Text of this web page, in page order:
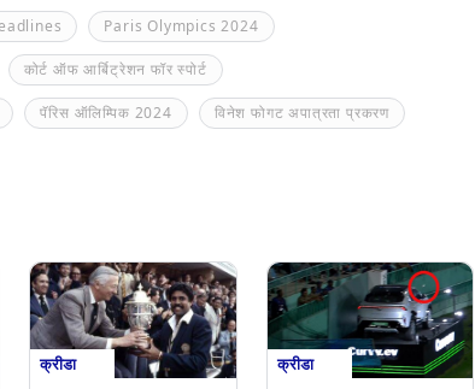
Paris Olympics 2024
कोर्ट ऑफ आर्बिट्रेशन फॉर स्पोर्ट
पॅरिस ऑलिम्पिक 2024 विनेश फोगट अपात्रता प्रकरण
क्रीडा क्रीडा